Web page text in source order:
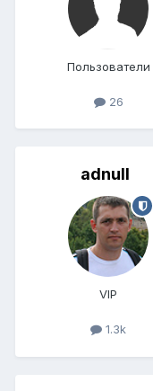
Пользователи
26
adnull
VIP
1.3k